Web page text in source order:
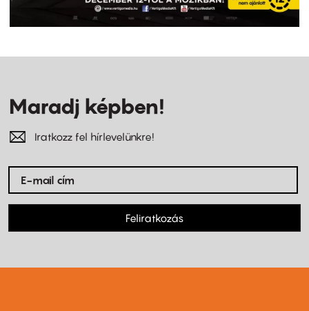
Maradj képben!
Iratkozz fel hírlevelünkre!
Feliratkozás